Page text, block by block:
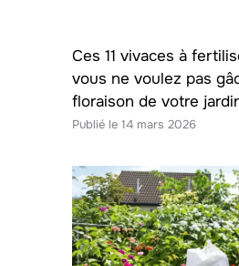
Ces 11 vivaces à
vous ne voulez pas
floraison de votre
14 mars 2026